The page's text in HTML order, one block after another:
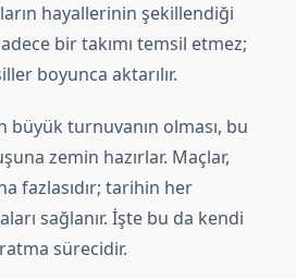
hayallerinin şekillendiği
bir takımı temsil etmez;
boyunca aktarılır.
büyük turnuvanın olması, bu
zemin hazırlar. Maçlar,
fazlasıdır; tarihin her
sağlanır. İşte bu da kendi
sürecidir.